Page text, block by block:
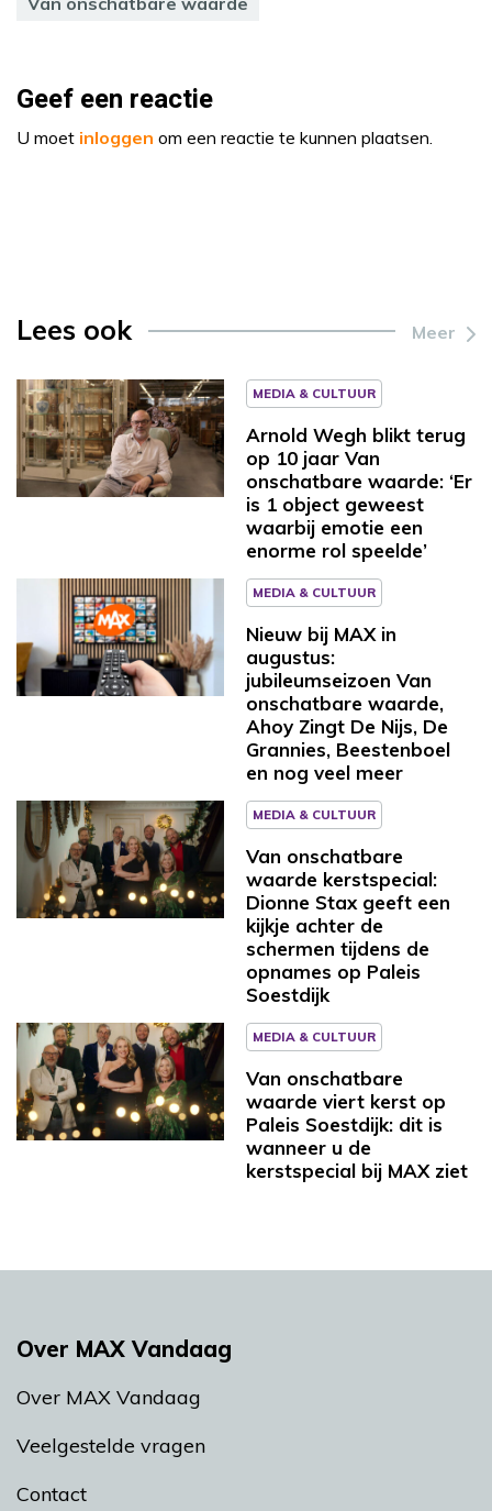
Geef een reactie
U moet inloggen om een reactie te kunnen plaatsen.
Lees ook Meer
MEDIA & CULTUUR
Arnold Wegh blikt terug
op 10 jaar Van
onschatbare waarde: ‘Er
is 1 object geweest
waarbij emotie een
enorme rol speelde’
MEDIA & CULTUUR
Nieuw bij MAX in
augustus:
jubileumseizoen Van
onschatbare waarde,
Ahoy Zingt De Nijs, De
Grannies, Beestenboel
en nog veel meer
MEDIA & CULTUUR
Van onschatbare
waarde kerstspecial:
Dionne Stax geeft een
kijkje achter de
schermen tijdens de
opnames op Paleis
Soestdijk
MEDIA & CULTUUR
Van onschatbare
waarde viert kerst op
Paleis Soestdijk: dit is
wanneer u de
kerstspecial bij MAX ziet
Over MAX Vandaag
Over MAX Vandaag
Veelgestelde vragen
Contact